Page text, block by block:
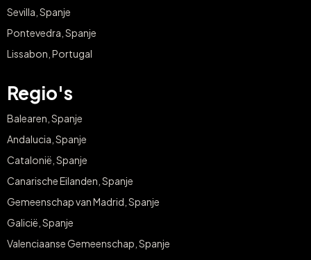
Sevilla, Spanje
Pontevedra, Spanje
Lissabon, Portugal
Regio's
Balearen, Spanje
Andalucia, Spanje
Catalonië, Spanje
Canarische Eilanden, Spanje
Gemeenschap van Madrid, Spanje
Galicië, Spanje
Valenciaanse Gemeenschap, Spanje